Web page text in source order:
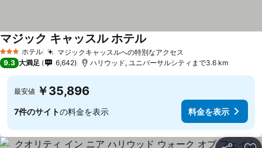
3 ホテルのランク
ホテル マジックキャッスルへの特別なアクセス
マジック キャッスル ホテル
9.3 大満足 6,642 ハリウッド, ユニバーサルシティまで3.6 km
最安値 ￥35,896
7件のサイトの料金を表示 料金を表示